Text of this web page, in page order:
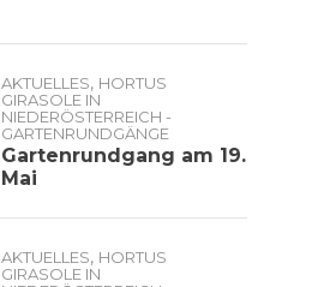
AKTUELLES, HORTUS
GIRASOLE IN
NIEDERÖSTERREICH -
GARTENRUNDGÄNGE
Gartenrundgang am 19.
Mai
AKTUELLES, HORTUS
GIRASOLE IN